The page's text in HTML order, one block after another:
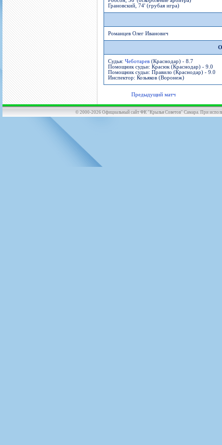
Грановский, 74' (грубая игра)
Романцев Олег Иванович
Судья: Чеботарев (Краснодар) - 8.7
Помощник судьи: Красюк (Краснодар) - 9.0
Помощник судьи: Правило (Краснодар) - 9.0
Инспектор: Козьяков (Воронеж)
Предыдущий матч
© 2000-2026 Официальный сайт ФК "Крылья Советов" Самара. При